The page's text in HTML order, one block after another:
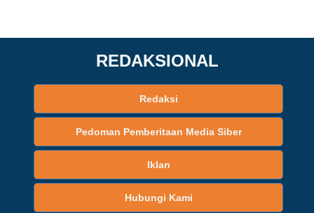
REDAKSIONAL
Redaksi
Pedoman Pemberitaan Media Siber
Iklan
Hubungi Kami